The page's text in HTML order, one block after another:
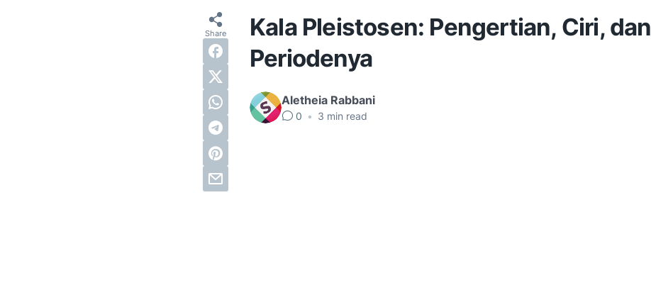
Kala Pleistosen: Pengertian, Ciri, dan
Periodenya
Aletheia Rabbani
0 • 3 min read